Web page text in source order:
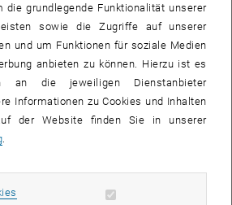
über die Aufgaben und aktuelle
finden Sie Leitfäden, Formulare und
Unterlagen. Zukünftig ergänzt werden
Leitfäden und
über die Sie via News auf dem Laufenden
werden jeden 2. und 4. Mittwoch
die grundlegende Funktionalität unserer
sowie die Zugriffe auf unserer
und um Funktionen für soziale Medien
anbieten zu können. Hierzu ist es
an die jeweiligen Dienstanbieter
Informationen zu Cookies und Inhalten
der Website finden Sie in unserer
Erforderliche Cookies zulassen